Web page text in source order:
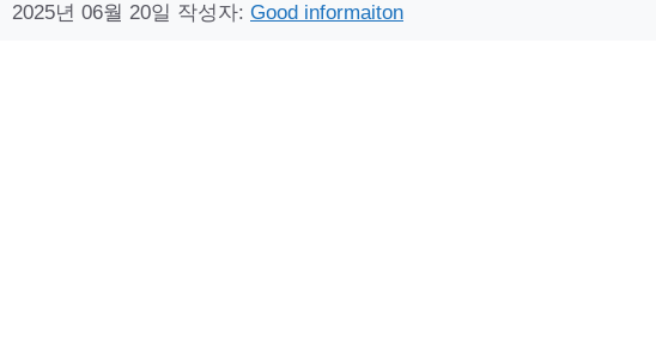
2025년 06월 20일 작성자: Good informaiton